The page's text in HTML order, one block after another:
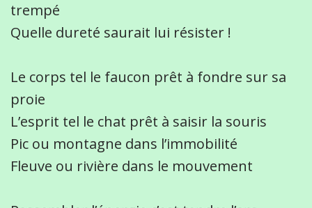
trempé
Quelle dureté saurait lui résister !
Le corps tel le faucon prêt à fondre sur sa
proie
L’esprit tel le chat prêt à saisir la souris
Pic ou montagne dans l’immobilité
Fleuve ou rivière dans le mouvement